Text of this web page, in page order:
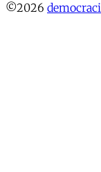
©2026